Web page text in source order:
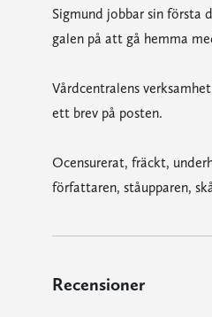
Sigmund jobbar sin första
galen på att gå hemma
Vårdcentralens
ett brev på posten.
Ocensurerat, fräckt,
författaren, ståupparen,
Recensioner